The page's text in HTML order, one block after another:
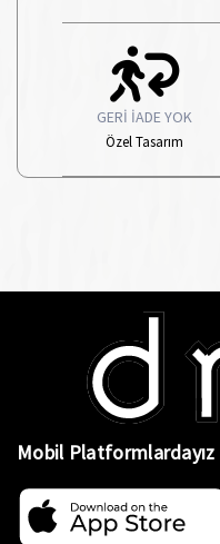
GERİ İADE YOK
Özel Tasarım
Mobil Platformlardayız